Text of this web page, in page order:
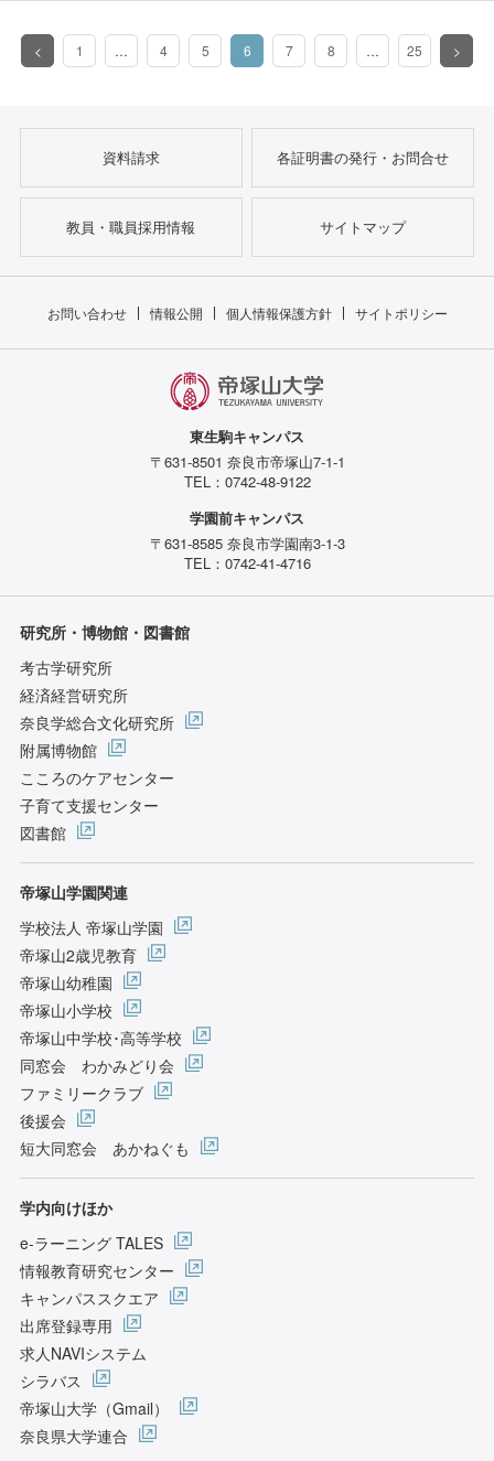
< 1 … 4 5 6
（このページ）
7 8 … 25 >
資料請求 各証明書の発行・お問合せ
教員・職員採用情報 サイトマップ
お問い合わせ 情報公開 個人情報保護方針 サイトポリシー
東生駒キャンパス
〒631-8501 奈良市帝塚山7-1-1
TEL：0742-48-9122
学園前キャンパス
〒631-8585 奈良市学園南3-1-3
TEL：0742-41-4716
研究所・博物館・図書館
考古学研究所
経済経営研究所
奈良学総合文化研究所
附属博物館
こころのケアセンター
子育て支援センター
図書館
帝塚山学園関連
学校法人 帝塚山学園
帝塚山2歳児教育
帝塚山幼稚園
帝塚山小学校
帝塚山中学校･高等学校
同窓会 わかみどり会
ファミリークラブ
後援会
短大同窓会 あかねぐも
学内向けほか
e-ラーニング TALES
情報教育研究センター
キャンパススクエア
出席登録専用
求人NAVIシステム
シラバス
帝塚山大学（Gmail）
奈良県大学連合